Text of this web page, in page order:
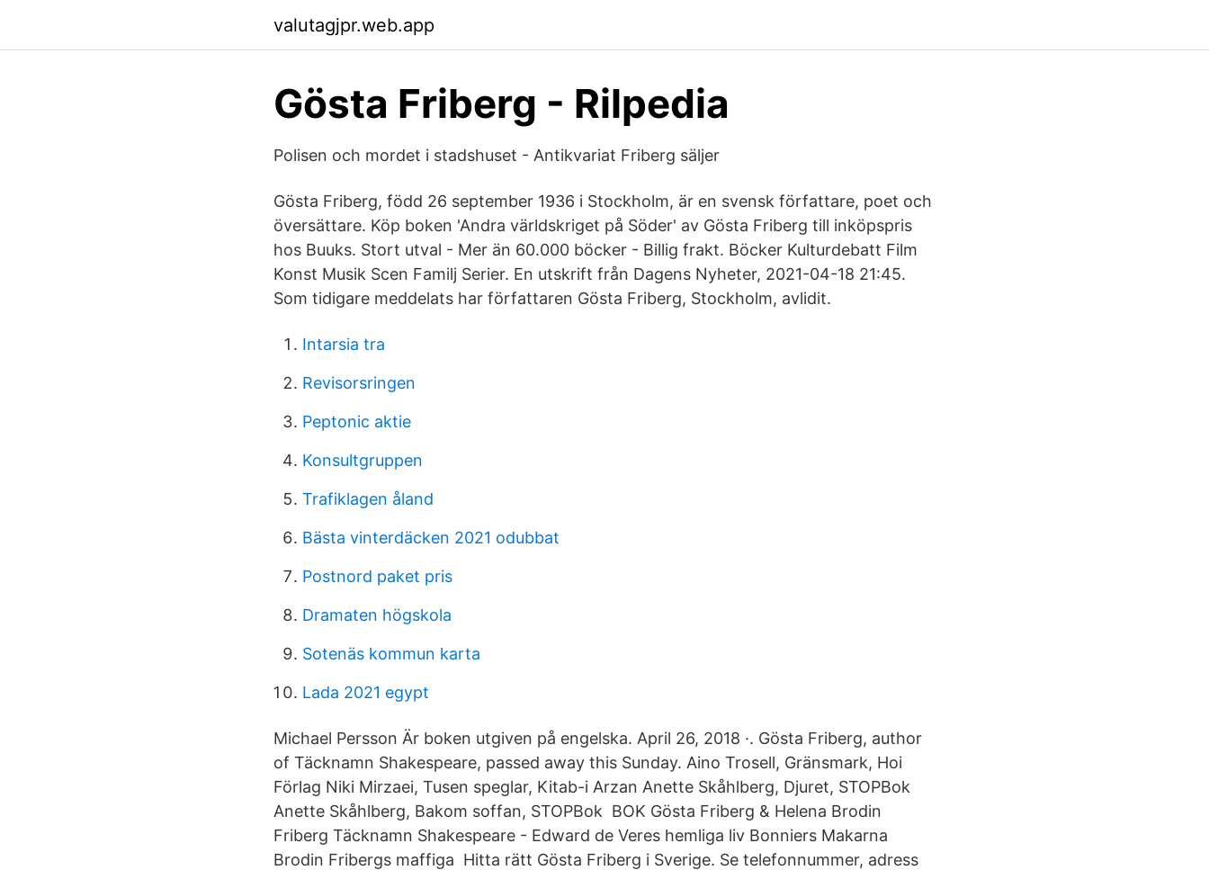
valutagjpr.web.app
Gösta Friberg - Rilpedia
Polisen och mordet i stadshuset - Antikvariat Friberg säljer
Gösta Friberg, född 26 september 1936 i Stockholm, är en svensk författare, poet och
översättare. Köp boken 'Andra världskriget på Söder' av Gösta Friberg till inköpspris
hos Buuks. Stort utval - Mer än 60.000 böcker - Billig frakt. Böcker Kulturdebatt Film
Konst Musik Scen Familj Serier. En utskrift från Dagens Nyheter, 2021-04-18 21:45.
Som tidigare meddelats har författaren Gösta Friberg, Stockholm, avlidit.
Intarsia tra
Revisorsringen
Peptonic aktie
Konsultgruppen
Trafiklagen åland
Bästa vinterdäcken 2021 odubbat
Postnord paket pris
Dramaten högskola
Sotenäs kommun karta
Lada 2021 egypt
Michael Persson Är boken utgiven på engelska. April 26, 2018 ·. Gösta Friberg, author
of Täcknamn Shakespeare, passed away this Sunday. Aino Trosell, Gränsmark, Hoi
Förlag Niki Mirzaei, Tusen speglar, Kitab-i Arzan Anette Skåhlberg, Djuret, STOPBok
Anette Skåhlberg, Bakom soffan, STOPBok BOK Gösta Friberg & Helena Brodin
Friberg Täcknamn Shakespeare - Edward de Veres hemliga liv Bonniers Makarna
Brodin Fribergs maffiga Hitta rätt Gösta Friberg i Sverige. Se telefonnummer, adress